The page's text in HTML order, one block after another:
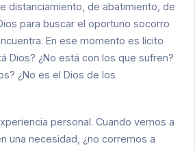
distanciamiento, de abatimiento, de
para buscar el oportuno socorro
En ese momento es lícito
Dios? ¿No está con los que sufren?
¿No es el Dios de los
personal. Cuando vemos a
una necesidad, ¿no corremos a